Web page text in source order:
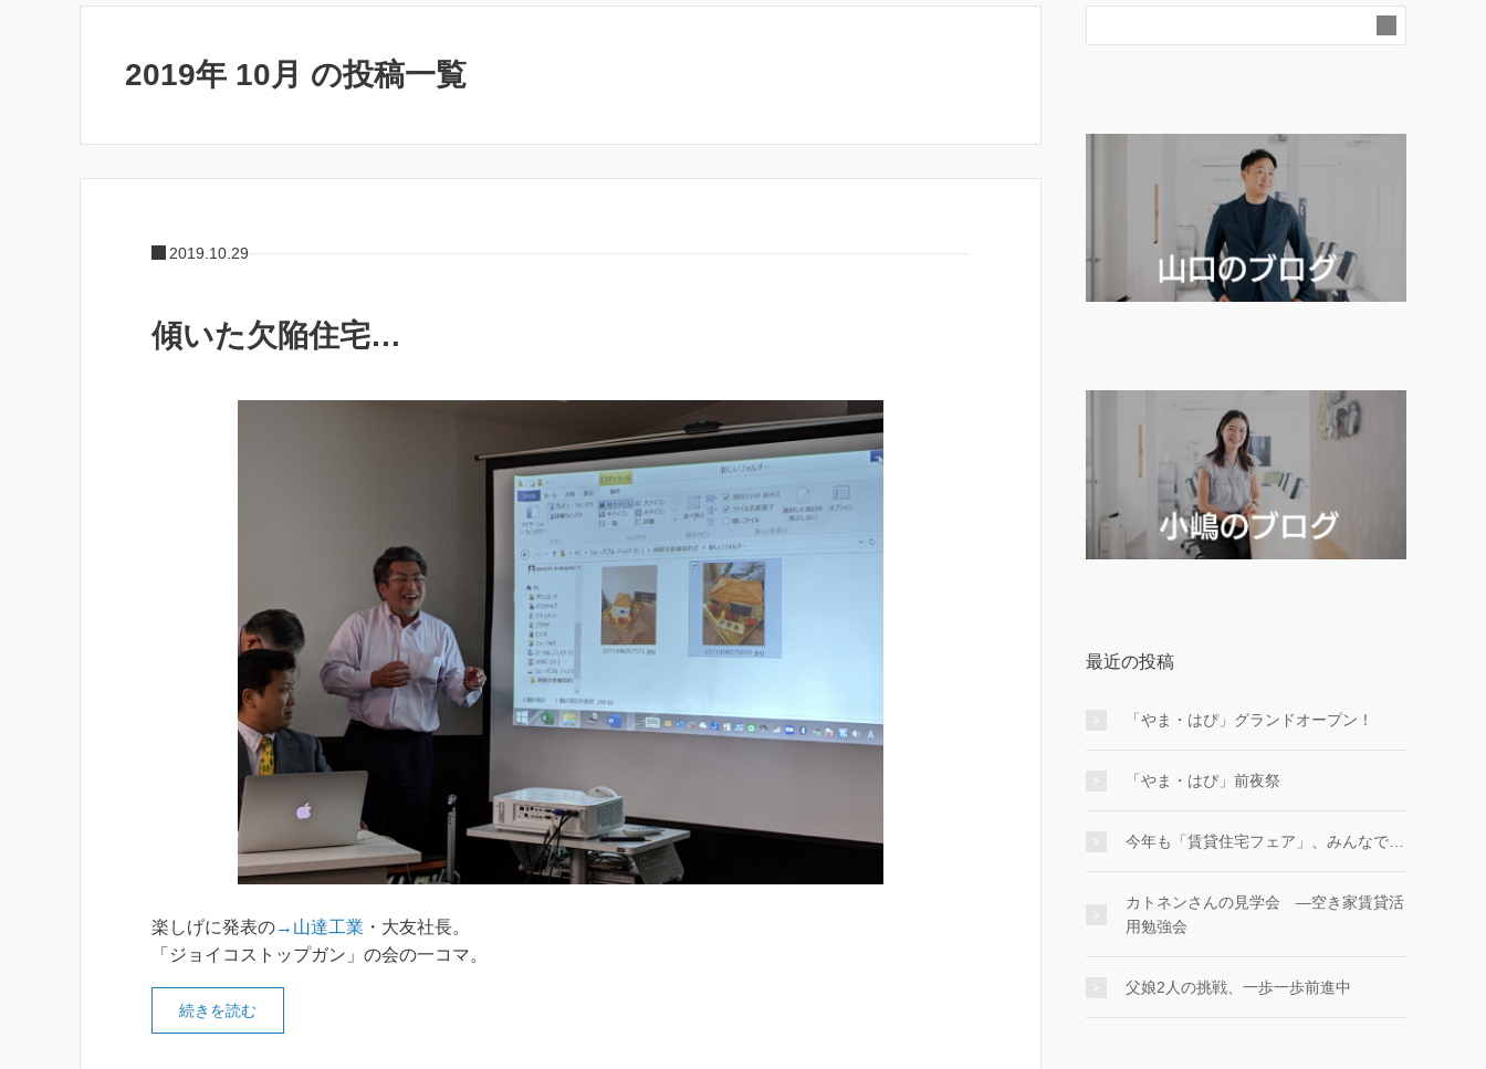
2019年 10月 の投稿一覧
2019.10.29
傾いた欠陥住宅…
楽しげに発表の→山達工業 ・大友社長。
「ジョイコストップガン」の会の一コマ。
続きを読む
最近の投稿
「やま・はぴ」グランドオープン！
「やま・はぴ」前夜祭
今年も「賃貸住宅フェア」、みんなで…
カトネンさんの見学会 ―空き家賃貸活
用勉強会
父娘2人の挑戦、一歩一歩前進中